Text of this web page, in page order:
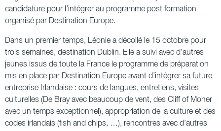
candidature pour l’intégrer au programme post formation
organisé par Destination Europe.
Dans un premier temps, Léonie a décollé le 15 octobre pour
trois semaines, destination Dublin. Elle a suivi avec d’autres
jeunes issus de toute la France le programme de préparation
mis en place par Destination Europe avant d’intégrer sa future
entreprise Irlandaise : cours de langues, entretiens, visites
culturelles (De Bray avec beaucoup de vent, des Cliff of Moher
avec un temps exceptionnel), appropriation de la culture et des
codes irlandais (fish and chips, …), rencontres avec d’autres